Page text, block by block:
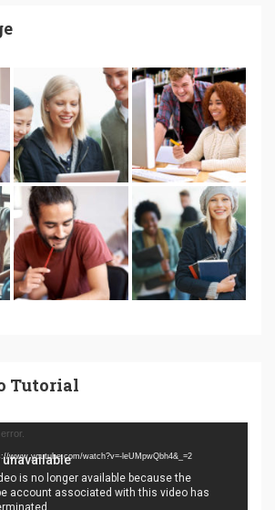
Tutorial
www.youtube.com/watch?v=-leUMpwQbh4&_=2